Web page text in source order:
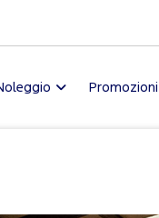
Promozioni